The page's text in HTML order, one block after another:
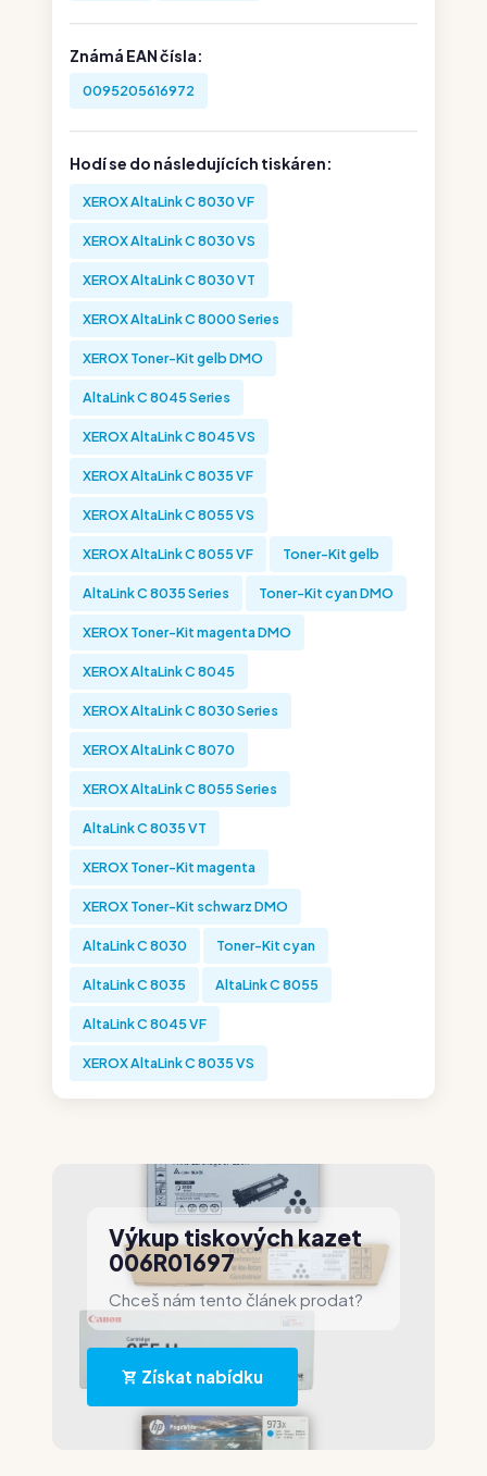
Známá EAN čísla:
0095205616972
Hodí se do následujících tiskáren:
XEROX AltaLink C 8030 VF
XEROX AltaLink C 8030 VS
XEROX AltaLink C 8030 VT
XEROX AltaLink C 8000 Series
XEROX Toner-Kit gelb DMO
AltaLink C 8045 Series
XEROX AltaLink C 8045 VS
XEROX AltaLink C 8035 VF
XEROX AltaLink C 8055 VS
XEROX AltaLink C 8055 VF Toner-Kit gelb
AltaLink C 8035 Series Toner-Kit cyan DMO
XEROX Toner-Kit magenta DMO
XEROX AltaLink C 8045
XEROX AltaLink C 8030 Series
XEROX AltaLink C 8070
XEROX AltaLink C 8055 Series
AltaLink C 8035 VT
XEROX Toner-Kit magenta
XEROX Toner-Kit schwarz DMO
AltaLink C 8030 Toner-Kit cyan
AltaLink C 8035 AltaLink C 8055
AltaLink C 8045 VF
XEROX AltaLink C 8035 VS
Výkup tiskových kazet
006R01697
Chceš nám tento článek prodat?
Získat nabídku